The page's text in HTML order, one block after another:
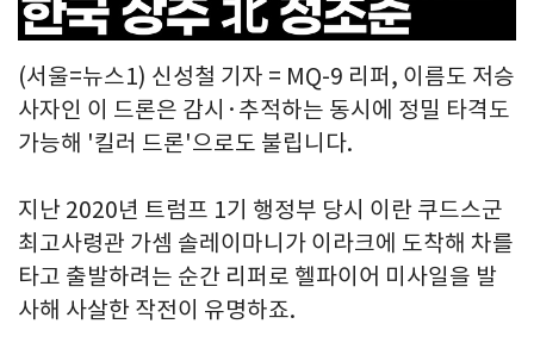
Video
(서울=뉴스1) 신성철 기자 = MQ-9 리퍼, 이름도 저승
사자인 이 드론은 감시·추적하는 동시에 정밀 타격도
가능해 '킬러 드론'으로도 불립니다.
지난 2020년 트럼프 1기 행정부 당시 이란 쿠드스군
최고사령관 가셈 솔레이마니가 이라크에 도착해 차를
타고 출발하려는 순간 리퍼로 헬파이어 미사일을 발
사해 사살한 작전이 유명하죠.